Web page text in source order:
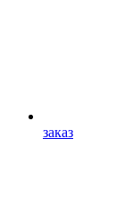
заказ